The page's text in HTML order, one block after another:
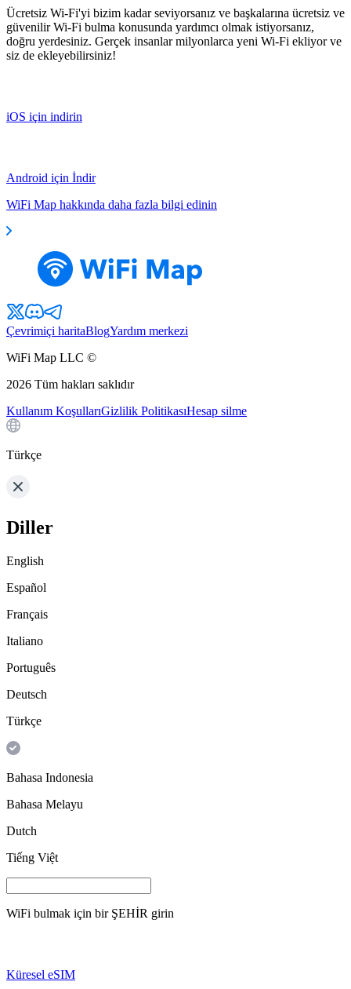
Ücretsiz Wi-Fi'yi bizim kadar seviyorsanız ve başkalarına ücretsiz ve
güvenilir Wi-Fi bulma konusunda yardımcı olmak istiyorsanız,
doğru yerdesiniz. Gerçek insanlar milyonlarca yeni Wi-Fi ekliyor ve
siz de ekleyebilirsiniz!
iOS için indirin
Android için İndir
WiFi Map hakkında daha fazla bilgi edinin
Çevrimiçi haritaBlogYardım merkezi
WiFi Map LLC ©
2026 Tüm hakları saklıdır
Kullanım KoşullarıGizlilik PolitikasıHesap silme
Türkçe
Diller
English
Español
Français
Italiano
Português
Deutsch
Türkçe
Bahasa Indonesia
Bahasa Melayu
Dutch
Tiếng Việt
WiFi bulmak için bir ŞEHİR girin
Küresel eSIM